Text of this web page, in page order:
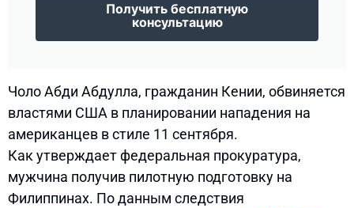
Получить бесплатную
консультацию
Чоло Абди Абдулла, гражданин Кении, обвиняется
властями США в планировании нападения на
американцев в стиле 11 сентября.
Как утверждает федеральная прокуратура,
мужчина получив пилотную подготовку на
Филиппинах. По данным следствия